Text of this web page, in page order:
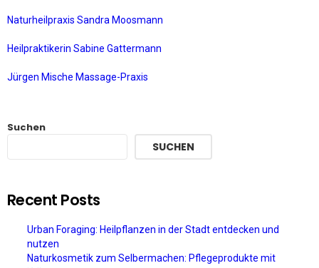
Naturheilpraxis Sandra Moosmann
Heilpraktikerin Sabine Gattermann
Jürgen Mische Massage-Praxis
Suchen
SUCHEN
Recent Posts
Urban Foraging: Heilpflanzen in der Stadt entdecken und
nutzen
Naturkosmetik zum Selbermachen: Pflegeprodukte mit